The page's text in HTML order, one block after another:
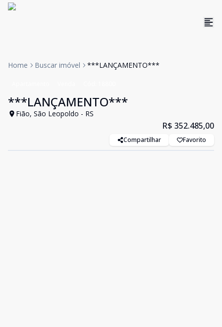
Home Buscar imóvel ***LANÇAMENTO***
***LANÇAMENTO***
Fião, São Leopoldo - RS
R$ 352.485,00
Compartilhar Favorito